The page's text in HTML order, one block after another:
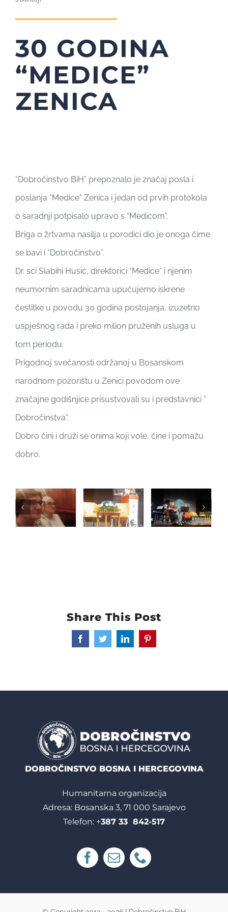
30 GODINA
“MEDICE”
ZENICA
“Dobročinstvo BiH” prepoznalo je značaj posla i
poslanja “Medice” Zenica i jedan od prvih protokola
o saradnji potpisalo upravo s “Medicom”.
Briga o žrtvama nasilja u porodici dio je onoga čime
se bavi i “Dobročinstvo”.
Dr. sci Slabihi Husić, direktorici “Medice” i njenim
neumornim saradnicama upućujemo iskrene
čestitke u povodu 30 godina postojanja, izuzetno
uspješnog rada i preko milion pruženih usluga u
tom periodu.
Prigodnoj svečanosti održanoj u Bosanskom
narodnom pozorištu u Zenici povodom ove
značajne godišnjice prisustvovali su i predstavnici ”
Dobročinstva”.
Dobro čini i druži se onima koji vole, čine i pomažu
dobro.
Share This Post
FacebookTwitterLinkedInPinterest
DOBROČINSTVO BOSNA I HERCEGOVINA
Humanitarna organizacija
Adresa: Bosanska 3, 71 000 Sarajevo
Telefon: +387 33 842-517